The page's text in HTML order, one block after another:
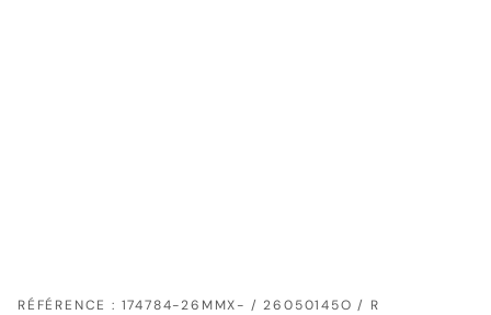
RÉFÉRENCE : 174784-26MMX- / 26050145O / R